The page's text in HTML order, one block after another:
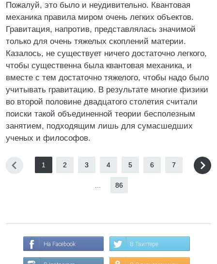
Пожалуй, это было и неудивительно. Квантовая
механика правила миром очень легких объектов.
Гравитация, напротив, представлялась значимой
только для очень тяжелых скоплений материи.
Казалось, не существует ничего достаточно легкого,
чтобы существенна была квантовая механика, и
вместе с тем достаточно тяжелого, чтобы надо было
учитывать гравитацию. В результате многие физики
во второй половине двадцатого столетия считали
поиски такой объединенной теории бесполезным
занятием, подходящим лишь для сумасшедших
ученых и философов.
1 2 3 4 5 6 7
86
На Facebook В Твиттере